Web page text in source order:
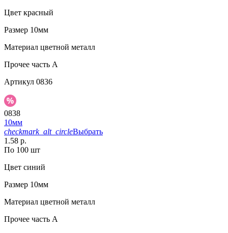
Цвет красный
Размер 10мм
Материал цветной металл
Прочее часть A
Артикул 0836
0838
10мм
checkmark_alt_circleВыбрать
1.58 р.
По 100 шт
Цвет синий
Размер 10мм
Материал цветной металл
Прочее часть A